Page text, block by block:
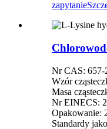
zapytanie
Nr CAS: 657-
Wzór
Masa
Nr EINECS:
Opakowanie:
Standardy